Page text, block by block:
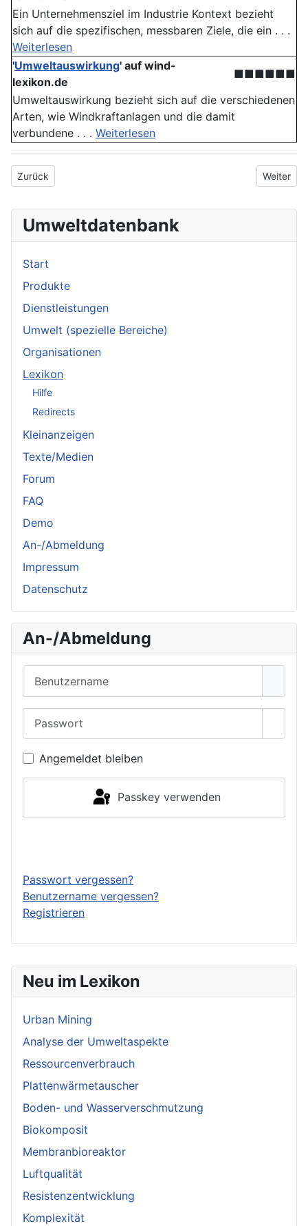
Neu im Lexikon
Urban Mining
Analyse der Umweltaspekte
Ressourcenverbrauch
Plattenwärmetauscher
Boden- und Wasserverschmutzung
Biokomposit
Membranbioreaktor
Luftqualität
Resistenzentwicklung
Komplexität
Ein Unternehmensziel im Industrie Kontext bezieht
sich auf die spezifischen, messbaren Ziele, die ein . . .
Weiterlesen
'Umweltauswirkung' auf wind-
lexikon.de
■■■■■■
Umweltauswirkung bezieht sich auf die verschiedenen
Arten, wie Windkraftanlagen und die damit
verbundene . . . Weiterlesen
Vorheriger Beitrag: PKW
Zurück Nächster
Weiter
Umweltdatenbank
Start
Produkte
Dienstleistungen
Umwelt (spezielle Bereiche)
Organisationen
Lexikon
Hilfe
Redirects
Kleinanzeigen
Texte/Medien
Forum
FAQ
Demo
An-/Abmeldung
Impressum
Datenschutz
An-/Abmeldung
Angemeldet bleiben
Passkey verwenden
Passwort vergessen?
Benutzername vergessen?
Registrieren